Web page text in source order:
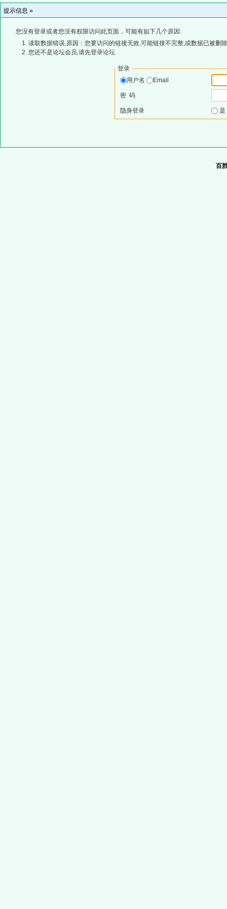
提示信息 »
您没有登录或者您没有权限访问此页面，可能有如下几个原因:
读取数据错误,原因：您要访问的链接无效,可能链接不完整,或数据已被删
您还不是论坛会员,请先登录论坛
登录
用户名
Email
密 码
隐身登录
百